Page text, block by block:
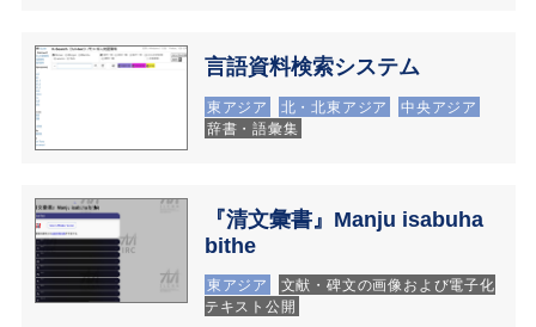
言語資料検索システム
東アジア 北・北東アジア
中央アジア
辞書・語彙集
『清文彙書』Manju isabuha
bithe
東アジア
文献・碑文の画像および電子化
テキスト公開